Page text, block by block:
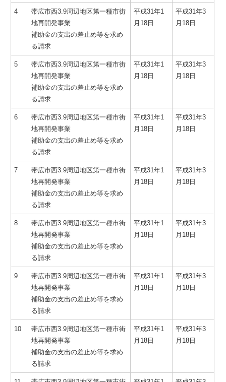
4
帯広市西3.9周辺地区第一種市街
地再開発事業
補助金の支出の差止め等を求め
る請求
平成31年1
月18日
平成31年3
月18日
5
帯広市西3.9周辺地区第一種市街
地再開発事業
補助金の支出の差止め等を求め
る請求
平成31年1
月18日
平成31年3
月18日
6
帯広市西3.9周辺地区第一種市街
地再開発事業
補助金の支出の差止め等を求め
る請求
平成31年1
月18日
平成31年3
月18日
7
帯広市西3.9周辺地区第一種市街
地再開発事業
補助金の支出の差止め等を求め
る請求
平成31年1
月18日
平成31年3
月18日
8
帯広市西3.9周辺地区第一種市街
地再開発事業
補助金の支出の差止め等を求め
る請求
平成31年1
月18日
平成31年3
月18日
9
帯広市西3.9周辺地区第一種市街
地再開発事業
補助金の支出の差止め等を求め
る請求
平成31年1
月18日
平成31年3
月18日
10
帯広市西3.9周辺地区第一種市街
地再開発事業
補助金の支出の差止め等を求め
る請求
平成31年1
月18日
平成31年3
月18日